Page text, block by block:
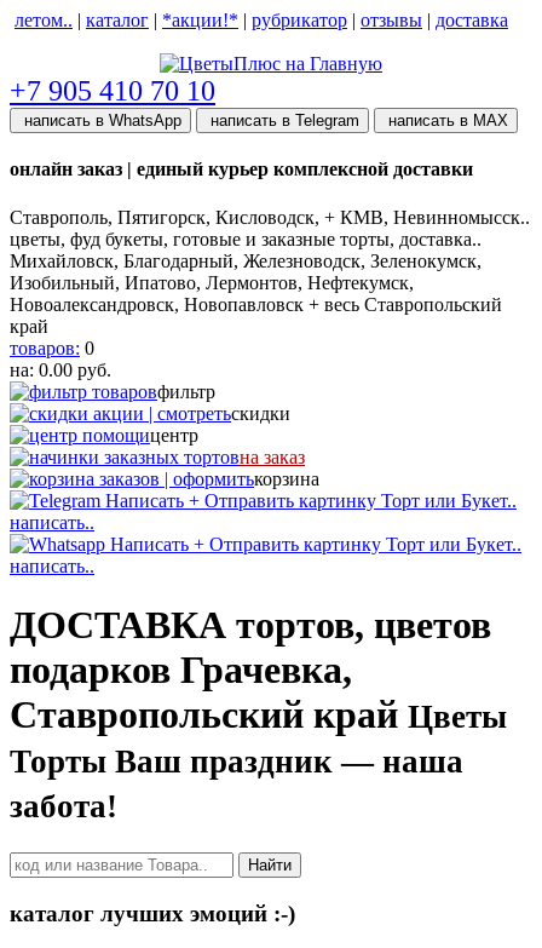
летом.. | каталог | *акции!* | рубрикатор | отзывы | доставка
+7 905 410 70 10
написать в WhatsApp написать в Telegram написать в МАХ
онлайн заказ | единый курьер комплексной доставки
Ставрополь, Пятигорск, Кисловодск, + КМВ, Невинномысск..
цветы, фуд букеты, готовые и заказные торты, доставка..
Михайловск, Благодарный, Железноводск, Зеленокумск,
Изобильный, Ипатово, Лермонтов, Нефтекумск,
Новоалександровск, Новопавловск + весь Ставропольский
край
товаров: 0
на: 0.00 руб.
фильтр
скидки
центр
на заказ
корзина
написать..
написать..
ДОСТАВКА тортов, цветов
подарков Грачевка,
Ставропольский край Цветы
Торты Ваш праздник — наша
забота!
Найти
каталог лучших эмоций :-)